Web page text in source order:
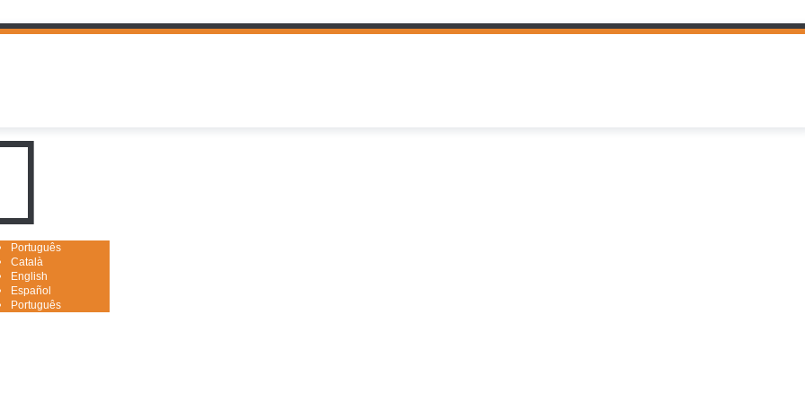
Português
Català
English
Español
Português